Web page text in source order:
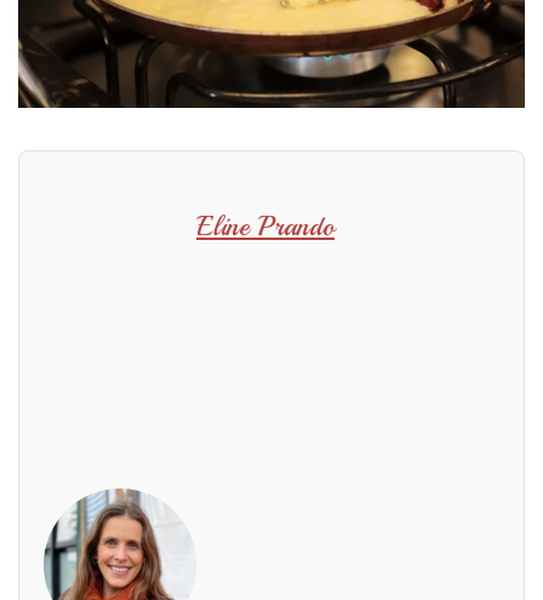
Eline Prando